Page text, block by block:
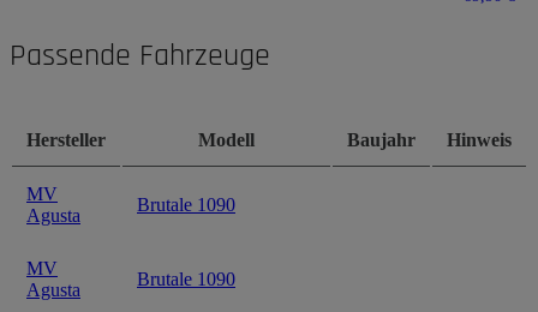
Passende Fahrzeuge
Hersteller Modell Baujahr Hinweis
MV
Agusta
Brutale 1090
MV
Agusta
Brutale 1090